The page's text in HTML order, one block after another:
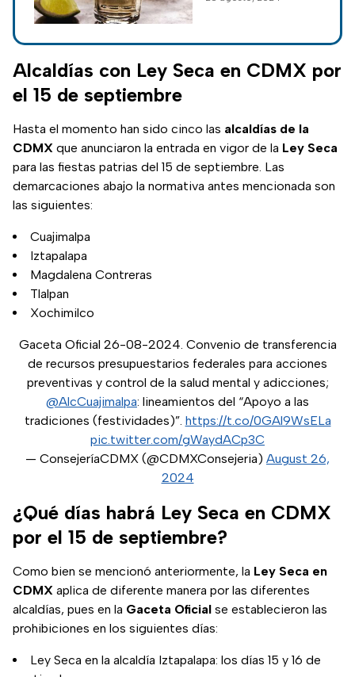
septiembre en
patrias habrá Ley
Seca en CDMX; te
contamos dónde.
Alcaldías con Ley Seca en CDMX por
el 15 de septiembre
Hasta el momento han sido cinco las alcaldías de la
CDMX que anunciaron la entrada en vigor de la Ley Seca
para las fiestas patrias del 15 de septiembre. Las
demarcaciones abajo la normativa antes mencionada son
las siguientes:
Cuajimalpa
Iztapalapa
Magdalena Contreras
Tlalpan
Xochimilco
Gaceta Oficial 26-08-2024. Convenio de transferencia
de recursos presupuestarios federales para acciones
preventivas y control de la salud mental y adicciones;
@AlcCuajimalpa: lineamientos del “Apoyo a las
tradiciones (festividades)”. https://t.co/0GAl9WsELa
pic.twitter.com/gWaydACp3C
— ConsejeríaCDMX (@CDMXConsejeria) August 26,
2024
¿Qué días habrá Ley Seca en CDMX
por el 15 de septiembre?
Como bien se mencionó anteriormente, la Ley Seca en
CDMX aplica de diferente manera por las diferentes
alcaldías, pues en la Gaceta Oficial se establecieron las
prohibiciones en los siguientes días:
Ley Seca en la alcaldía Iztapalapa: los días 15 y 16 de